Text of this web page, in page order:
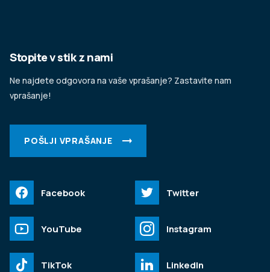
Stopite v stik z nami
Ne najdete odgovora na vaše vprašanje? Zastavite nam
vprašanje!
POŠLJI VPRAŠANJE
Facebook Twitter
YouTube Instagram
TikTok LinkedIn